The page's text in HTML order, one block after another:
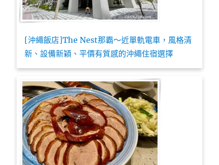
[沖繩飯店]The Nest那霸～近單軌電車，風格清
新、設備新穎、平價有質感的沖繩住宿選擇